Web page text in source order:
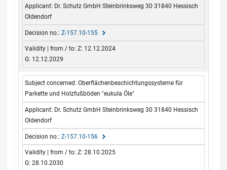
Dr. Schutz GmbH Steinbrinksweg 30 31840 Hessisch
Oldendorf
Z-157.10-155
Z: 12.12.2024
G: 12.12.2029
Oberflächenbeschichtungssysteme für
Parkette und Holzfußböden "eukula Öle"
Dr. Schutz GmbH Steinbrinksweg 30 31840 Hessisch
Oldendorf
Z-157.10-156
Z: 28.10.2025
G: 28.10.2030